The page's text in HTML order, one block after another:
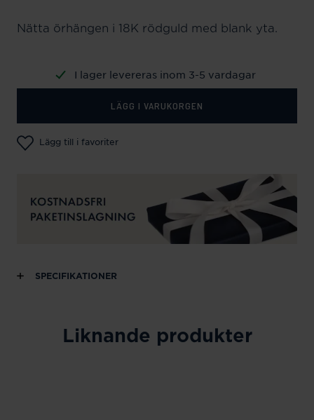
Nätta örhängen i 18K rödguld med blank yta.
I lager levereras inom 3-5 vardagar
LÄGG I VARUKORGEN
Lägg till i favoriter
SPECIFIKATIONER
Liknande produkter